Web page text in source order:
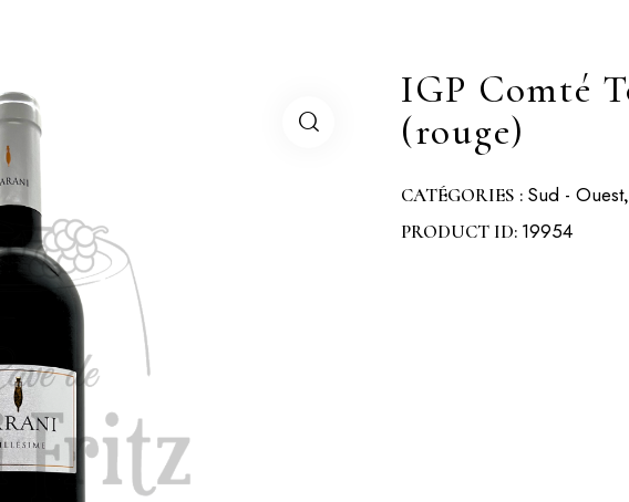
IGP Comté
(rouge)
CATÉGORIES : Sud - Ouest,
PRODUCT ID: 19954